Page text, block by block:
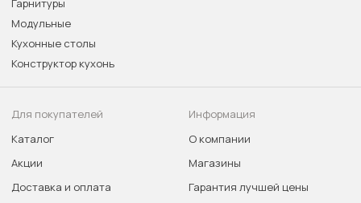
Гарнитуры
Модульные
Кухонные столы
Конструктор кухонь
Для покупателей
Каталог
Акции
Доставка и оплата
Информация
О компании
Магазины
Гарантия лучшей цены